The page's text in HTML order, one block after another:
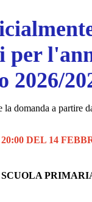
per
2026/
la domanda a partire
DEL 14
SCUOLA